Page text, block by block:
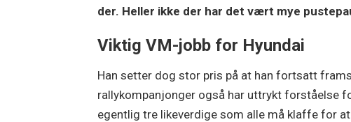
der. Heller ikke der har det vært mye
Viktig VM-jobb for Hyundai
Han setter dog stor pris på at han fortsatt
rallykompanjonger også har uttrykt forståelse
egentlig tre likeverdige som alle må klaffe for